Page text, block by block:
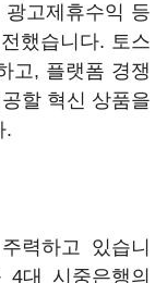
고제휴수익 등
했습니다. 토스
고, 플랫폼 경쟁
할 혁신 상품을
.
력하고 있습니
4대 시중은행의